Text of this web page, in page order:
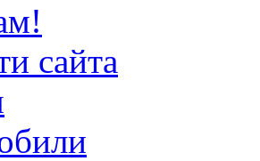
сайта